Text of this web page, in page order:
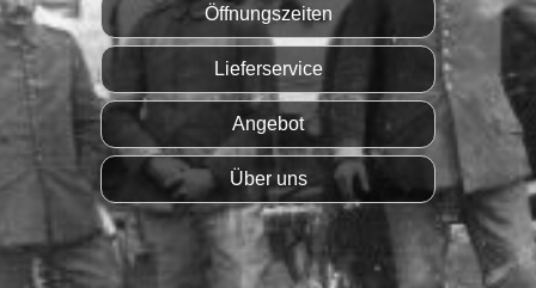
Öffnungszeiten
Lieferservice
Angebot
Über uns